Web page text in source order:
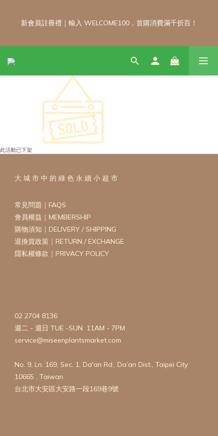
新會員註冊禮｜輸入 WELCOME100，首購消費滿千折百！
新會員註冊禮｜輸入 WELCOME100，首購消費滿千折百！
\ 免運門檻調整公告 / 6月1日起，常溫商品消費滿2,000免運！低溫
商品消費滿3,000免運！（僅限本島）
每月 8 號會員日｜小超市自製商品不限金額享 9 折優惠！！把握
會員日官網下單：自製無麩麵包、餅乾甜點、冷凍料理包通通享優
此活動已下架
大 城 市 中 的 綠 色 永 續 小 超 市
常見問題｜FAQS
會員權益｜MEMBERSHIP
購物須知｜DELIVERY / SHIPPING
退換貨政策｜RETURN / EXCHANGE
隱私權條款｜PRIVACY POLICY
02 2704 8136
週二 - 週日 TUE -SUN 11AM - 7PM
service@miseenplantsmarket.com
No. 9, Ln. 169, Sec. 1, Da'an Rd., Da’an Dist., Taipei City
10665 , Taiwan
台北市大安區大安路一段169巷9號